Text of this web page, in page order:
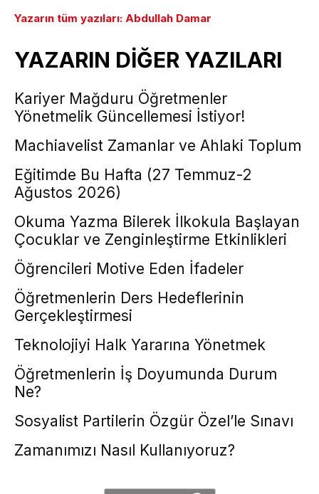
Yazarın tüm yazıları: Abdullah Damar
YAZARIN DİĞER YAZILARI
Kariyer Mağduru Öğretmenler
Yönetmelik Güncellemesi İstiyor!
Machiavelist Zamanlar ve Ahlaki Toplum
Eğitimde Bu Hafta (27 Temmuz-2
Ağustos 2026)
Okuma Yazma Bilerek İlkokula Başlayan
Çocuklar ve Zenginleştirme Etkinlikleri
Öğrencileri Motive Eden İfadeler
Öğretmenlerin Ders Hedeflerinin
Gerçekleştirmesi
Teknolojiyi Halk Yararına Yönetmek
Öğretmenlerin İş Doyumunda Durum
Ne?
Sosyalist Partilerin Özgür Özel’le Sınavı
Zamanımızı Nasıl Kullanıyoruz?